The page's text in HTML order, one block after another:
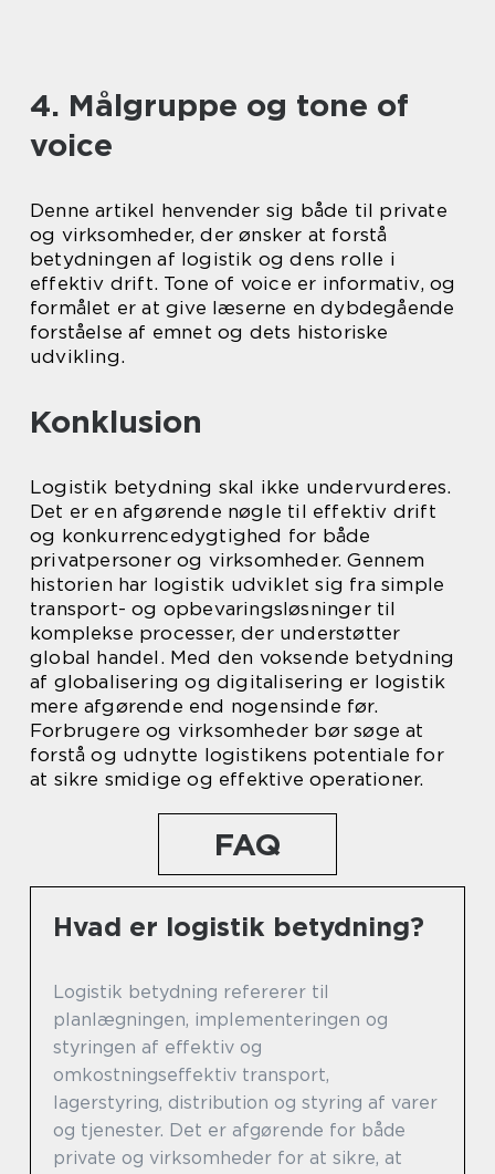
4. Målgruppe og tone of
voice
Denne artikel henvender sig både til private
og virksomheder, der ønsker at forstå
betydningen af logistik og dens rolle i
effektiv drift. Tone of voice er informativ, og
formålet er at give læserne en dybdegående
forståelse af emnet og dets historiske
udvikling.
Konklusion
Logistik betydning skal ikke undervurderes.
Det er en afgørende nøgle til effektiv drift
og konkurrencedygtighed for både
privatpersoner og virksomheder. Gennem
historien har logistik udviklet sig fra simple
transport- og opbevaringsløsninger til
komplekse processer, der understøtter
global handel. Med den voksende betydning
af globalisering og digitalisering er logistik
mere afgørende end nogensinde før.
Forbrugere og virksomheder bør søge at
forstå og udnytte logistikens potentiale for
at sikre smidige og effektive operationer.
FAQ
Hvad er logistik betydning?
Logistik betydning refererer til
planlægningen, implementeringen og
styringen af effektiv og
omkostningseffektiv transport,
lagerstyring, distribution og styring af varer
og tjenester. Det er afgørende for både
private og virksomheder for at sikre, at